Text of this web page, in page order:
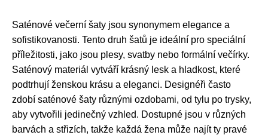
Saténové večerní šaty jsou synonymem elegance a
sofistikovanosti. Tento druh šatů je ideální pro speciální
příležitosti, jako jsou plesy, svatby nebo formální večírky.
Saténový materiál vytváří krásný lesk a hladkost, které
podtrhují ženskou krásu a eleganci. Designéři často
zdobí saténové šaty různými ozdobami, od tylu po trysky,
aby vytvořili jedinečný vzhled. Dostupné jsou v různých
barvách a střizích, takže každá žena může najít ty pravé